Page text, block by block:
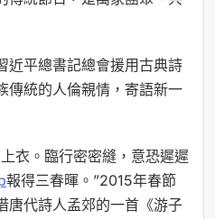
近平總書記總會援用古典詩
傳統的人倫親情，寄語新一
衣。臨行密密縫，意恐遲遲
報得三春暉。”2015年春節
唐代詩人孟郊的一首《游子